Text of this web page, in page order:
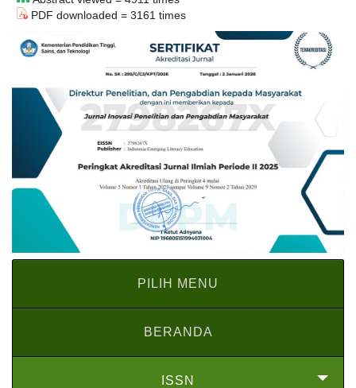
PDF downloaded = 3161 times
PILIH MENU
BERANDA
ISSN